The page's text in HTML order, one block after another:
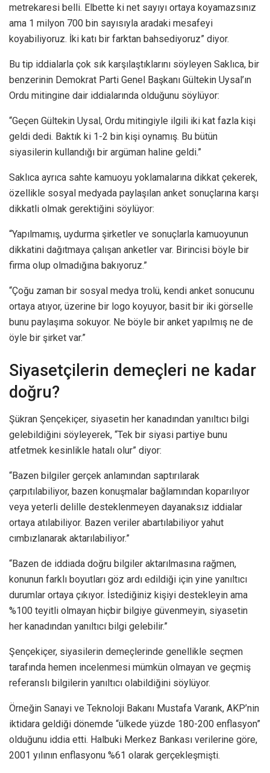
metrekaresi belli. Elbette ki net sayıyı ortaya koyamazsınız
ama 1 milyon 700 bin sayısıyla aradaki mesafeyi
koyabiliyoruz. İki katı bir farktan bahsediyoruz” diyor.
Bu tip iddialarla çok sık karşılaştıklarını söyleyen Saklıca, bir
benzerinin Demokrat Parti Genel Başkanı Gültekin Uysal’ın
Ordu mitingine dair iddialarında olduğunu söylüyor:
“Geçen Gültekin Uysal, Ordu mitingiyle ilgili iki kat fazla kişi
geldi dedi. Baktık ki 1-2 bin kişi oynamış. Bu bütün
siyasilerin kullandığı bir argüman haline geldi.”
Saklıca ayrıca sahte kamuoyu yoklamalarına dikkat çekerek,
özellikle sosyal medyada paylaşılan anket sonuçlarına karşı
dikkatli olmak gerektiğini söylüyor:
“Yapılmamış, uydurma şirketler ve sonuçlarla kamuoyunun
dikkatini dağıtmaya çalışan anketler var. Birincisi böyle bir
firma olup olmadığına bakıyoruz.”
“Çoğu zaman bir sosyal medya trolü, kendi anket sonucunu
ortaya atıyor, üzerine bir logo koyuyor, basit bir iki görselle
bunu paylaşıma sokuyor. Ne böyle bir anket yapılmış ne de
öyle bir şirket var.”
Siyasetçilerin demeçleri ne kadar
doğru?
Şükran Şençekiçer, siyasetin her kanadından yanıltıcı bilgi
gelebildiğini söyleyerek, “Tek bir siyasi partiye bunu
atfetmek kesinlikle hatalı olur” diyor:
“Bazen bilgiler gerçek anlamından saptırılarak
çarpıtılabiliyor, bazen konuşmalar bağlamından koparılıyor
veya yeterli delille desteklenmeyen dayanaksız iddialar
ortaya atılabiliyor. Bazen veriler abartılabiliyor yahut
cımbızlanarak aktarılabiliyor.”
“Bazen de iddiada doğru bilgiler aktarılmasına rağmen,
konunun farklı boyutları göz ardı edildiği için yine yanıltıcı
durumlar ortaya çıkıyor. İstediğiniz kişiyi destekleyin ama
%100 teyitli olmayan hiçbir bilgiye güvenmeyin, siyasetin
her kanadından yanıltıcı bilgi gelebilir.”
Şençekiçer, siyasilerin demeçlerinde genellikle seçmen
tarafında hemen incelenmesi mümkün olmayan ve geçmiş
referanslı bilgilerin yanıltıcı olabildiğini söylüyor.
Örneğin Sanayi ve Teknoloji Bakanı Mustafa Varank, AKP’nin
iktidara geldiği dönemde “ülkede yüzde 180-200 enflasyon”
olduğunu iddia etti. Halbuki Merkez Bankası verilerine göre,
2001 yılının enflasyonu %61 olarak gerçekleşmişti.